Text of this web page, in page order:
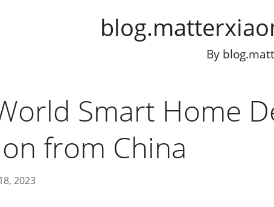
By
Smart Home
from China
2023